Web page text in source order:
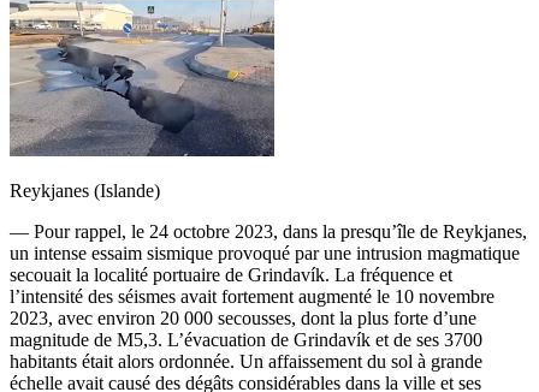
Reykjanes (Islande)
— Pour rappel, le 24 octobre 2023, dans la presqu’île de Reykjanes,
un intense essaim sismique provoqué par une intrusion magmatique
secouait la localité portuaire de Grindavík. La fréquence et
l’intensité des séismes avait fortement augmenté le 10 novembre
2023, avec environ 20 000 secousses, dont la plus forte d’une
magnitude de M5,3. L’évacuation de Grindavík et de ses 3700
habitants était alors ordonnée. Un affaissement du sol à grande
échelle avait causé des dégâts considérables dans la ville et ses